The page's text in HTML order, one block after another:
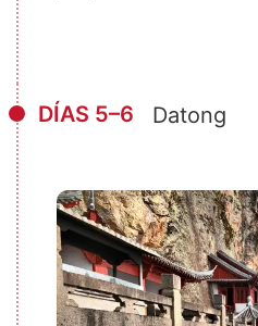
DÍAS 5–6 Datong